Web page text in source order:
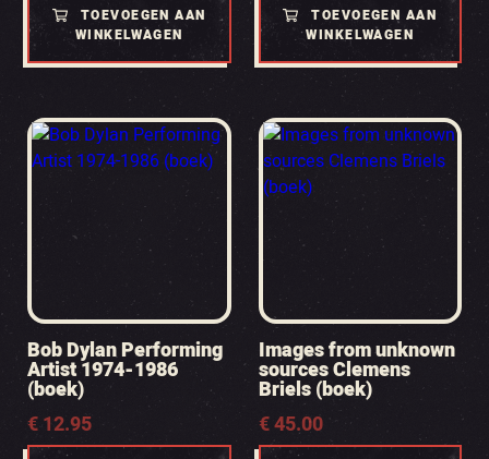
TOEVOEGEN AAN
WINKELWAGEN
TOEVOEGEN AAN
WINKELWAGEN
Bob Dylan Performing
Artist 1974-1986
(boek)
€12.95
Images from unknown
sources Clemens
Briels (boek)
€45.00